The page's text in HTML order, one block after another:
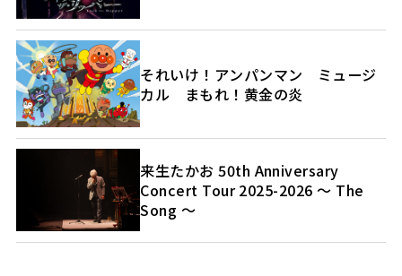
それいけ！アンパンマン ミュージ
カル まもれ！黄金の炎
来生たかお 50th Anniversary
Concert Tour 2025-2026 ～ The
Song ～